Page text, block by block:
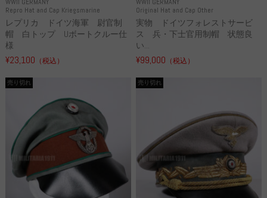
WWII GERMANY
Repro Hat and Cap Kriegsmarine
レプリカ ドイツ海軍 尉官制
帽 白トップ Uボートクルー仕
様
¥23,100 （税込）
WWII GERMANY
Original Hat and Cap Other
実物 ドイツフォレストサービ
ス 兵・下士官用制帽 状態良
い...
¥99,000 （税込）
売り切れ 売り切れ